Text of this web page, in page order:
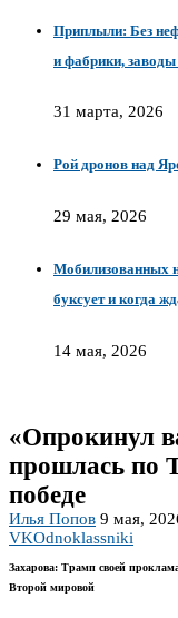
Приплыли: Без
и фабрики,
31 марта, 2026
Рой дронов над
29 мая, 2026
Мобилизованных
буксует и когда
14 мая, 2026
«Опрокинул
прошлась по
победе
Илья Попов 9 мая,
VKOdnoklassniki
Захарова: Трамп своей
Второй мировой